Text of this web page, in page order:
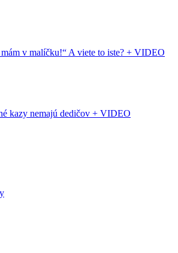
v malíčku!“ A viete to iste? + VIDEO
kazy nemajú dedičov + VIDEO